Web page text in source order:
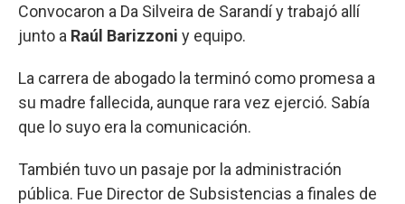
Convocaron a Da Silveira de Sarandí y trabajó allí
junto a Raúl Barizzoni y equipo.
La carrera de abogado la terminó como promesa a
su madre fallecida, aunque rara vez ejerció. Sabía
que lo suyo era la comunicación.
También tuvo un pasaje por la administración
pública. Fue Director de Subsistencias a finales de